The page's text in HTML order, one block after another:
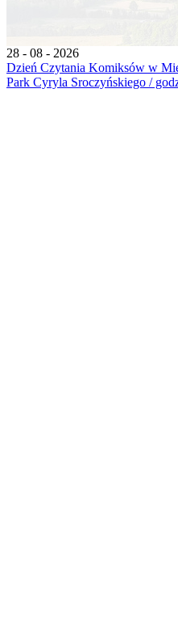
28 - 08 - 2026
Dzień Czytania Komiksów w
Park Cyryla Sroczyńskiego /